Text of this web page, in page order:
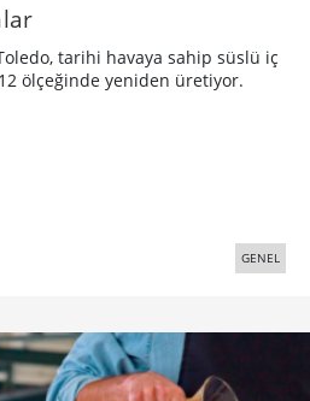
tarihi havaya sahip süslü iç
ölçeğinde yeniden üretiyor.
GENEL